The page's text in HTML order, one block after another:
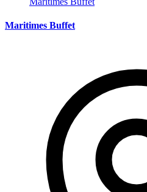
Maritimes Buffet